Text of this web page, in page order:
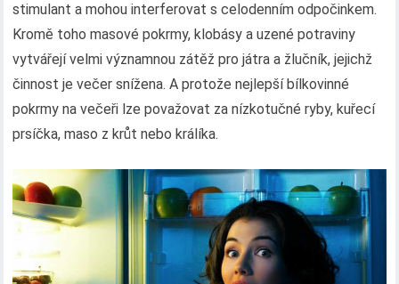
stimulant a mohou interferovat s celodenním odpočinkem.
Kromě toho masové pokrmy, klobásy a uzené potraviny
vytvářejí velmi významnou zátěž pro játra a žlučník, jejichž
činnost je večer snížena. A protože nejlepší bílkovinné
pokrmy na večeři lze považovat za nízkotučné ryby, kuřecí
prsíčka, maso z krůt nebo králíka.